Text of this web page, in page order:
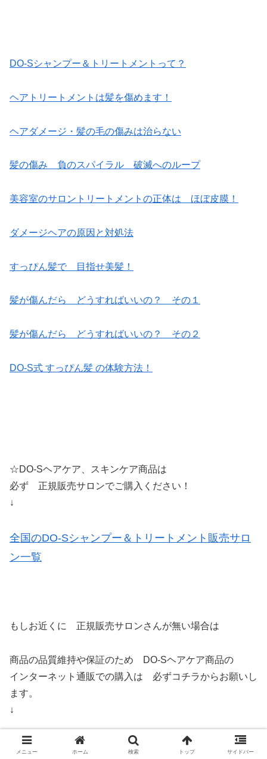
DO-Sシャンプー＆トリートメントって？
ヘアトリートメントは髪を傷めます！
ヘアダメージ・髪の毛の傷みは治らない
髪の傷み 負のスパイラル 破滅へのループ
美容室のサロントリートメントの正体は ほぼ皮膜！
ダメージヘアの原因と対処法
すっぴん髪で 目指せ美髪！
髪が傷んだら どうすればいいの？ その１
髪が傷んだら どうすればいいの？ その２
DO-S式 すっぴん髪 の体験方法！
☆DO-Sヘアケア、スキンケア商品は
必ず 正規販売サロンでご購入ください！
↓
全国のDO-Sシャンプー＆トリートメント販売サロ
ン一覧
もしお近くに 正規販売サロンさんが無い場合は
商品の品質維持や保証のため DO-Sヘアケア商品の
インターネット通販での購入は 必ずコチラからお願いし
ます。
↓
メニュー ホーム 検索 トップ サイドバー